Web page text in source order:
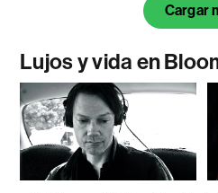
Cargar
Lujos y vida en